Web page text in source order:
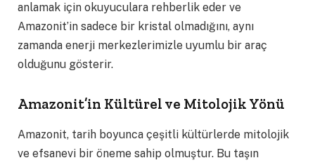
anlamak için okuyuculara rehberlik eder ve
Amazonit’in sadece bir kristal olmadığını, aynı
zamanda enerji merkezlerimizle uyumlu bir araç
olduğunu gösterir.
Amazonit’in Kültürel ve Mitolojik Yönü
Amazonit, tarih boyunca çeşitli kültürlerde mitolojik
ve efsanevi bir öneme sahip olmuştur. Bu taşın